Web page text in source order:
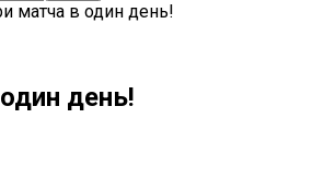
матча в один день!
день!